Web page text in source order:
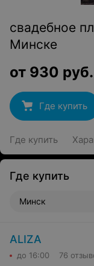
свадебное
Минске
от 930 руб.
Где купить
Где купить
Где купить
Минск
ALIZA
до 16:00 76